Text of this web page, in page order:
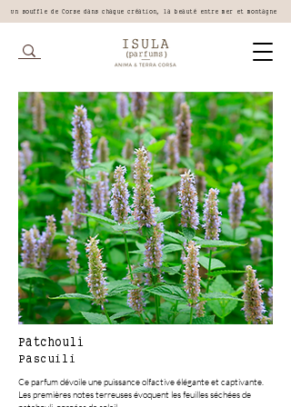
Un souffle de Corse dans chaque création, la beauté entre mer et montagne
Patchouli
Pascuili
Ce parfum dévoile une puissance olfactive élégante et captivante.
Les premières notes terreuses évoquent les feuilles séchées de